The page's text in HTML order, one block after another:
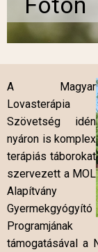
A Magyar
Lovasterápia
Szövetség idén
nyáron is komplex
terápiás táborokat
szervezett a MOL
Alapítvány
Gyermekgyógyító
Programjának
támogatásával a